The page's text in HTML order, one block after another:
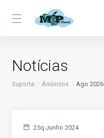
Notícias
Suporte Anúncios Ago 2026
25q Junho 2024